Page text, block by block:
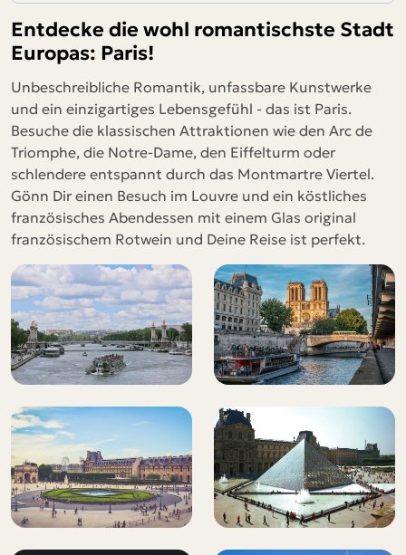
Entdecke die wohl romantischste Stadt
Europas: Paris!
Unbeschreibliche Romantik, unfassbare Kunstwerke
und ein einzigartiges Lebensgefühl - das ist Paris.
Besuche die klassischen Attraktionen wie den Arc de
Triomphe, die Notre-Dame, den Eiffelturm oder
schlendere entspannt durch das Montmartre Viertel.
Gönn Dir einen Besuch im Louvre und ein köstliches
französisches Abendessen mit einem Glas original
französischem Rotwein und Deine Reise ist perfekt.